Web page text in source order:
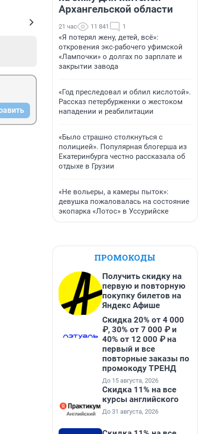
Архангельской области
21 час 11 841 1
«Я потерял жену, детей, всё»:
откровения экс-рабочего уфимской
«Лампочки» о долгах по зарплате и
закрытии завода
«Год преследовал и облил кислотой».
Рассказ петербурженки о жестоком
нападении и реабилитации
«Было страшно столкнуться с
полицией». Популярная блогерша из
Екатеринбурга честно рассказала об
отдыхе в Грузии
«Не вольеры, а камеры пыток»:
девушка пожаловалась на состояние
экопарка «Лотос» в Уссурийске
ПРОМОКОДЫ
Получить скидку на
первую и повторную
покупку билетов на
Яндекс Афише
Скидка 20% от 4 000
₽, 30% от 7 000 ₽ и
40% от 12 000 ₽ на
первый и все
повторные заказы по
промокоду ТРЕНД
До 15 августа, 2026
Скидка 11% на все
курсы английского
До 31 августа, 2026